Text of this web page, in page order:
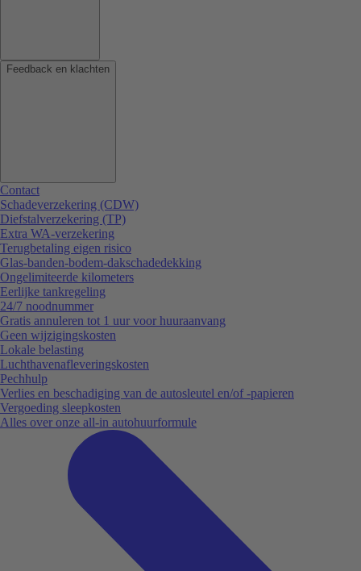
Feedback en klachten
Contact
Schadeverzekering (CDW)
Diefstalverzekering (TP)
Extra WA-verzekering
Terugbetaling eigen risico
Glas-banden-bodem-dakschadedekking
Ongelimiteerde kilometers
Eerlijke tankregeling
24/7 noodnummer
Gratis annuleren tot 1 uur voor huuraanvang
Geen wijzigingskosten
Lokale belasting
Luchthavenafleveringskosten
Pechhulp
Verlies en beschadiging van de autosleutel en/of -papieren
Vergoeding sleepkosten
Alles over onze all-in autohuurformule